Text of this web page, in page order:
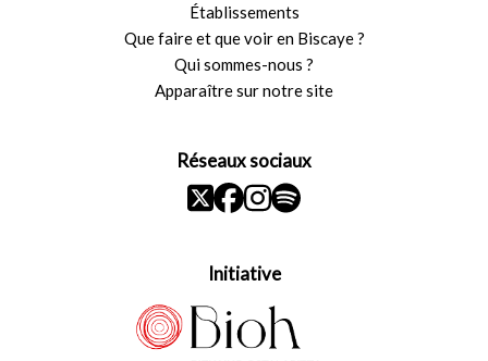
Établissements
Que faire et que voir en Biscaye ?
Qui sommes-nous ?
Apparaître sur notre site
Réseaux sociaux
Initiative